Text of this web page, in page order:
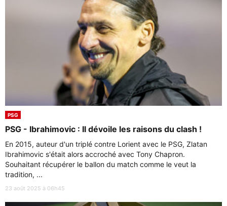
PSG
PSG - Ibrahimovic : Il dévoile les raisons du clash !
En 2015, auteur d'un triplé contre Lorient avec le PSG, Zlatan
Ibrahimovic s'était alors accroché avec Tony Chapron.
Souhaitant récupérer le ballon du match comme le veut la
tradition, ...
23 août 2025 à 06h45